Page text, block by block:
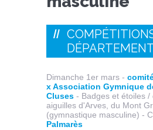
Dimanche 1er mars -
x Association Gymnique
Cluses - Badges et étoiles /
aiguilles d'Arves, du Mont
(gymnastique masculine) -
Palmarès